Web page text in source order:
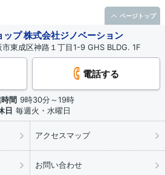
プ 株式会社ジノベーション
東成区神路１丁目1-9 GHS BLDG. 1F
電話する
間 9時30分～19時
日 毎週火・水曜日
アクセスマップ
お問い合わせ
ページトップ